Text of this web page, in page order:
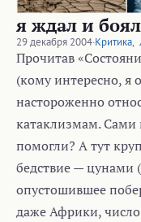
я ждал и
29 декабря 2004·Критика,
Прочитав
(кому интересно, я
настороженно
катаклизмам.
помогли? А тут
бедствие — цунами
опустошившее
даже Африки,